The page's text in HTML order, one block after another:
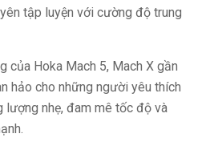
tập luyện với cường độ trung
của Hoka Mach 5, Mach X gần
hảo cho những người yêu thích
lượng nhẹ, đam mê tốc độ và